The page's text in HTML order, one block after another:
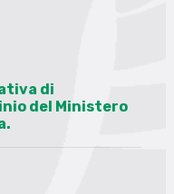
di
del Ministero